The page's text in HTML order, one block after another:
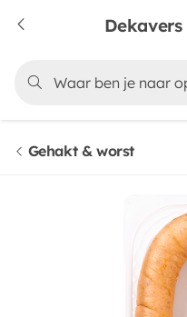
Gehakt & worst